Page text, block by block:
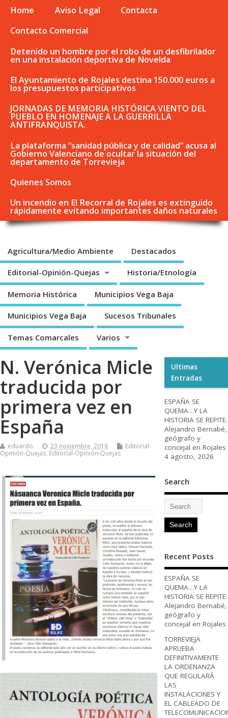
Home Aviso Legal
Contacta
Contacto Comercial
Detenido un hombre por el robo de un desfibrilador
en una instalación deportiva de Novelda
El Ayuntamiento de Rojales destina 150.000 euros a
los presupuestos participativos
JORNADAS DE MEMORIA HISTÓRICA VIENTO DEL
PUEBLO EN HOMENAJE A LA GUERRILLA
ANTIFRANQUISTA.
La plataforma “sanidad pública y de calidad” acusa al
Gobierno Valenciano de ocultar la situación del
departamento de Torrevieja
Quienes Somos
Un incendio en El Recorral de Rojales es extinguido
rápidamente evitando importantes daños naturales
Agricultura/Medio Ambiente Destacados
Editorial-Opinión-Quejas Historia/Etnología
Memoria Histórica Municipios Vega Baja
Municipios Vega Baja Sucesos Tribunales
Temas Comarcales Varios
N. Verónica Micle
traducida por
primera vez en
España
eduardo 23 noviembre, 2018
Editorial-
Opinión-Quejas, Editorial-Opinión-Quejas
Ultimas
Entradas
ESPAÑA SE
QUEMA…Y LA
HISTORIA SE REPITE.
Alejandro Bernabé,
geógrafo y
concejal en Rojales
4 agosto, 2026
Search
Recent Posts
ESPAÑA SE
QUEMA…Y LA
HISTORIA SE REPITE.
Alejandro Bernabé,
geógrafo y
concejal en Rojales
TORREVIEJA
APRUEBA
DEFINITIVAMENTE
LA ORDENANZA
QUE REGULARÁ
LAS
INSTALACIONES Y
EL CABLEADO DE